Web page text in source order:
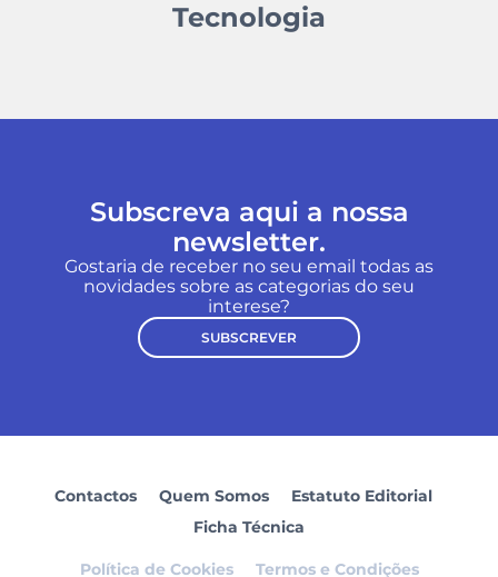
Tecnologia
Subscreva aqui a nossa
newsletter.
Gostaria de receber no seu email todas as
novidades sobre as categorias do seu
interese?
SUBSCREVER
Contactos Quem Somos
Estatuto Editorial
Ficha Técnica
Política de Cookies Termos e Condições